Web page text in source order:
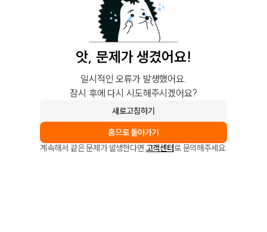
앗, 문제가 생겼어요!
일시적인 오류가 발생했어요.
잠시 후에 다시 시도해주시겠어요?
새로고침하기
홈으로 돌아가기
계속해서 같은 문제가 발생한다면 고객센터로 문의해주세요.